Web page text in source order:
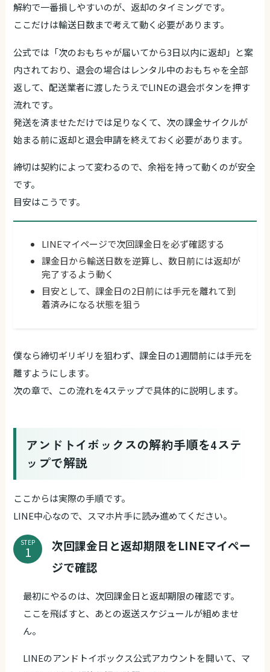
解約で一番損しやすいのが、返却のタイミングです。
ここだけは輸送日数まで考えて動く必要があります。
公式では「次のおもちゃが届いてから3日以内に返却」と案
内されており、退会の場合はレンタル中のおもちゃを全部
返して、配送業者に渡したうえでLINEの退会ボタンを押す
流れです。
発送を済ませただけでは足りなくて、次の課金サイクルが
始まる前に返却と退会申請を終えておく必要があります。
締切は契約によって変わるので、余裕を持って動くのが安全
です。
目安はこうです。
LINEマイページで次回課金日を必ず確認する
課金日から輸送日数を逆算し、数日前には返却が
完了するよう動く
目安として、課金日の2日前には手元を離れて到
着済みになる状態を狙う
僕なら締切ギリギリを狙わず、課金日の1週間前には手元を
離すようにします。
次の章で、この流れを4ステップで具体的に説明します。
アンドトイボックスの解約手順を4ステ
ップで解説
ここからは実際の手順です。
LINE中心なので、スマホ片手に読み進めてください。
STEP
次回課金日と返却期限をLINEマイペー
ジで確認
最初にやるのは、次回課金日と返却期限の確認です。
ここを飛ばすと、あとの返送スケジュールが組めませ
ん。
LINEのアンドトイボックス公式アカウントを開いて、マ